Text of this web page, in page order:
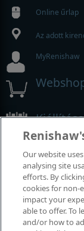
Online űrlap
Az adott
MyRenishaw
Our website
analysing site
efforts. By
cookies for non-
impact your
able to offer. To
and/or how to